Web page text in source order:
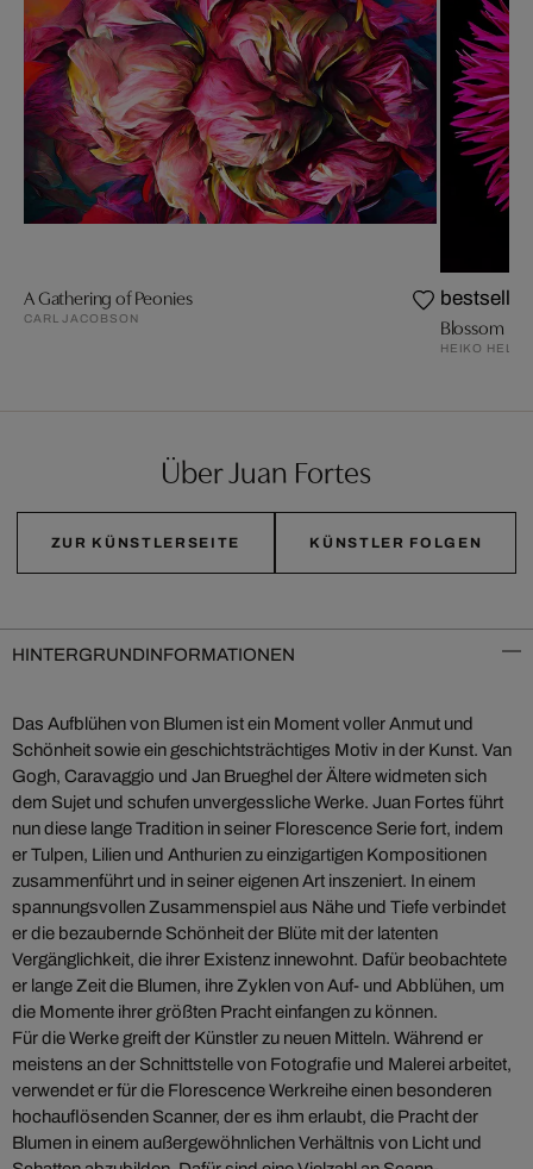
A Gathering of Peonies
CARL JACOBSON
bestseller
Blossom III
HEIKO
Über Juan Fortes
ZUR KÜNSTLERSEITE KÜNSTLER FOLGEN
HINTERGRUNDINFORMATIONEN
Das Aufblühen von Blumen ist ein Moment voller Anmut und
Schönheit sowie ein geschichtsträchtiges Motiv in der Kunst. Van
Gogh, Caravaggio und Jan Brueghel der Ältere widmeten sich
dem Sujet und schufen unvergessliche Werke. Juan Fortes führt
nun diese lange Tradition in seiner Florescence Serie fort, indem
er Tulpen, Lilien und Anthurien zu einzigartigen Kompositionen
zusammenführt und in seiner eigenen Art inszeniert. In einem
spannungsvollen Zusammenspiel aus Nähe und Tiefe verbindet
er die bezaubernde Schönheit der Blüte mit der latenten
Vergänglichkeit, die ihrer Existenz innewohnt. Dafür beobachtete
er lange Zeit die Blumen, ihre Zyklen von Auf- und Abblühen, um
die Momente ihrer größten Pracht einfangen zu können.
Für die Werke greift der Künstler zu neuen Mitteln. Während er
meistens an der Schnittstelle von Fotografie und Malerei arbeitet,
verwendet er für die Florescence Werkreihe einen besonderen
hochauflösenden Scanner, der es ihm erlaubt, die Pracht der
Blumen in einem außergewöhnlichen Verhältnis von Licht und